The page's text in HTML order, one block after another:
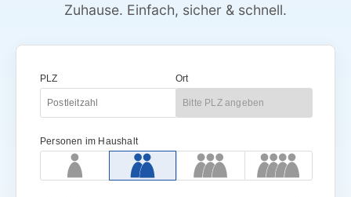
Zuhause. Einfach, sicher & schnell.